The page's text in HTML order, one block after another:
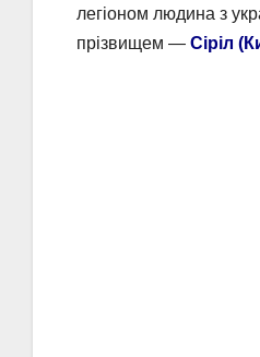
легіоном людина з
прізвищем — Сіріл